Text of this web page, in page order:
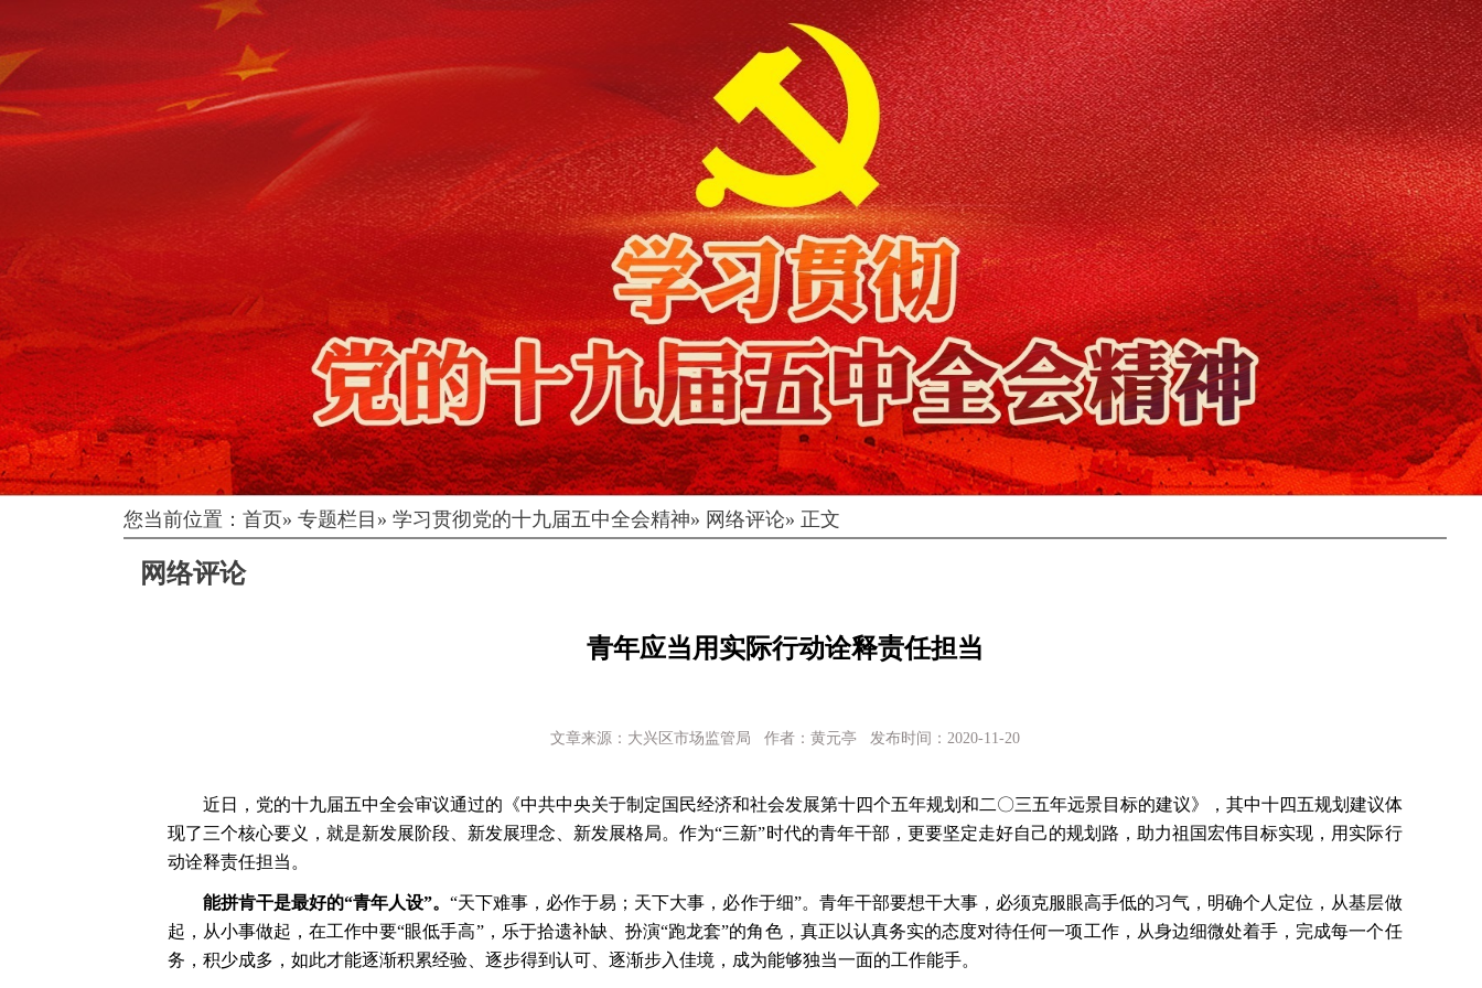
您当前位置： 首页» 专题栏目 » 学习贯彻党的十九届五中全会精神» 网络评论» 正文
网络评论
青年应当用实际行动诠释责任担当
文章来源：大兴区市场监管局 作者：黄元亭 发布时间：2020-11-20
近日，党的十九届五中全会审议通过的《中共中央关于制定国民经济和社会发展第十四个五年规划和二〇三五年远景目标的建议》，其中十四五规划建议体
现了三个核心要义，就是新发展阶段、新发展理念、新发展格局。作为“三新”时代的青年干部，更要坚定走好自己的规划路，助力祖国宏伟目标实现，用实际行
动诠释责任担当。
能拼肯干是最好的“青年人设”。“天下难事，必作于易；天下大事，必作于细”。青年干部要想干大事，必须克服眼高手低的习气，明确个人定位，从基层做
起，从小事做起，在工作中要“眼低手高”，乐于拾遗补缺、扮演“跑龙套”的角色，真正以认真务实的态度对待任何一项工作，从身边细微处着手，完成每一个任
务，积少成多，如此才能逐渐积累经验、逐步得到认可、逐渐步入佳境，成为能够独当一面的工作能手。